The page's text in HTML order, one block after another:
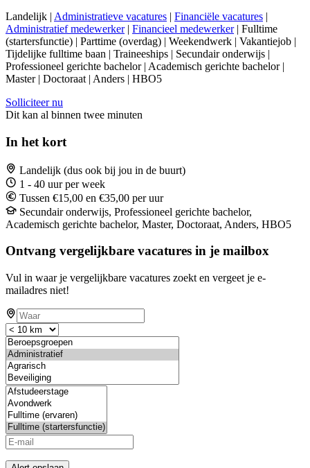
Landelijk | Administratieve vacatures | Financiële vacatures |
Administratief medewerker| Financieel medewerker| Fulltime
(startersfunctie) | Parttime (overdag) | Weekendwerk | Vakantiejob |
Tijdelijke fulltime baan | Traineeships | Secundair onderwijs |
Professioneel gerichte bachelor | Academisch gerichte bachelor |
Master | Doctoraat | Anders | HBO5
Solliciteer nu
Dit kan al binnen twee minuten
In het kort
Landelijk (dus ook bij jou in de buurt)
1 - 40 uur per week
Tussen €15,00 en €35,00 per uur
Secundair onderwijs, Professioneel gerichte bachelor,
Academisch gerichte bachelor, Master, Doctoraat, Anders, HBO5
Ontvang vergelijkbare vacatures in je mailbox
Vul in waar je vergelijkbare vacatures zoekt en vergeet je e-
mailadres niet!